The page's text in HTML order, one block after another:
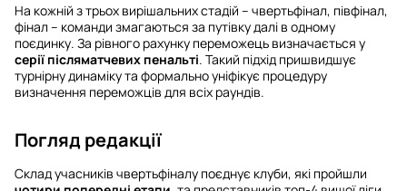
На кожній з трьох вирішальних стадій – чвертьфінал, півфінал,
фінал – команди змагаються за путівку далі в одному
поєдинку. За рівного рахунку переможець визначається у
серії післяматчевих пенальті. Такий підхід пришвидшує
турнірну динаміку та формально уніфікує процедуру
визначення переможців для всіх раундів.
Погляд редакції
Склад учасників чвертьфіналу поєднує клуби, які пройшли